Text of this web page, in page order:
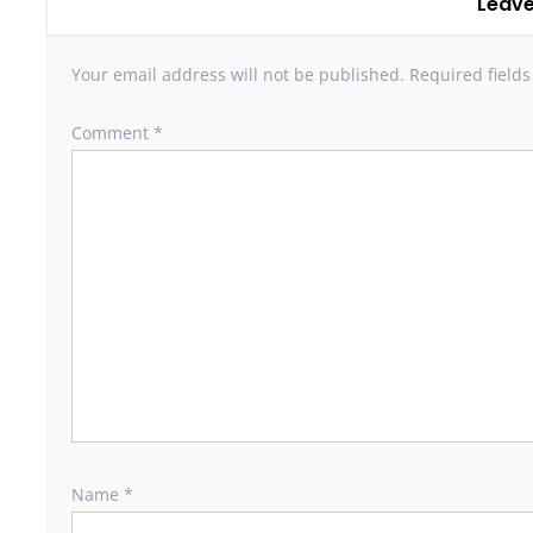
Your email address will not be published. Required
Comment *
Name *